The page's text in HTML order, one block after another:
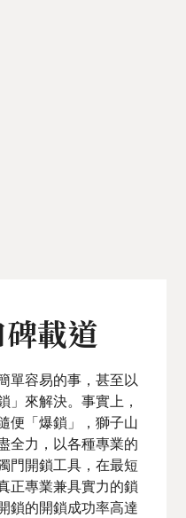
載道
單容易的事，甚至以
」來解決。事實上，
便「爆鎖」，獅子山
全力，以各種專業的
門開鎖工具，在最短
正專業兼具實力的鎖
鎖的開鎖成功率高達